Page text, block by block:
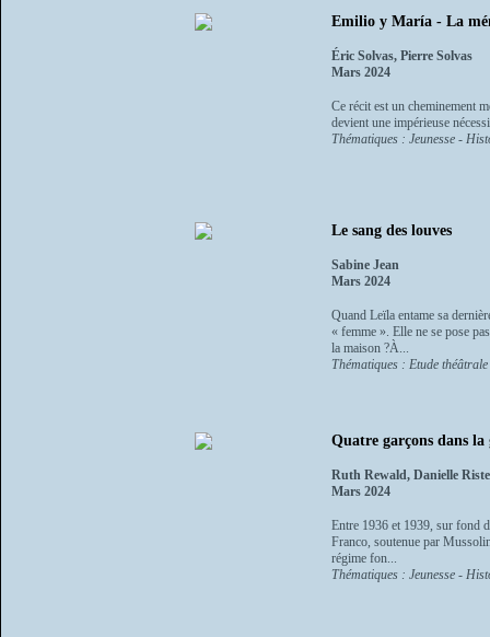
Emilio y María - La
Éric Solvas, Pierre Solvas
Mars 2024
Ce récit est un cheminement
devient une impérieuse
Thématiques : Jeunesse -
Le sang des louves
Sabine Jean
Mars 2024
Quand Leïla entame sa
« femme ». Elle ne se pose
la maison ?À...
Thématiques : Etude
Quatre garçons dans la
Ruth Rewald, Danielle
Mars 2024
Entre 1936 et 1939, sur fond
Franco, soutenue par
régime fon...
Thématiques : Jeunesse -